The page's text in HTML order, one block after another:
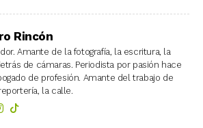
Rincón
Amante de la fotografía, la escritura, la
de cámaras. Periodista por pasión hace
de profesión. Amante del trabajo de
la calle.